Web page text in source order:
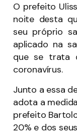
O prefeito
noite desta
seu próprio
aplicado na
que se trata
coronavírus.
Junto a essa
adota a
prefeito
20% e dos